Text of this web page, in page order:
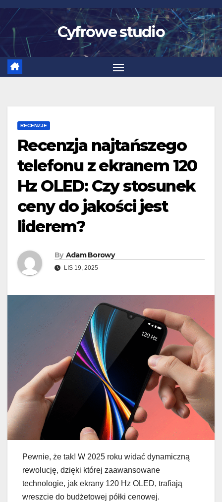
Skip
content
Cyfrowe studio
RECENZJE
Recenzja najtańszego
telefonu z ekranem 120
Hz OLED: Czy stosunek
ceny do jakości jest
liderem?
By Adam Borowy
LIS 19, 2025
Pewnie, że tak! W 2025 roku widać dynamiczną
rewolucję, dzięki której zaawansowane
technologie, jak ekrany 120 Hz OLED, trafiają
wreszcie do budżetowej półki cenowej.